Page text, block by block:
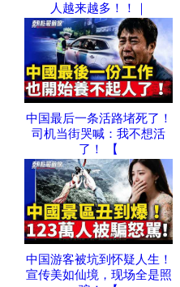
人越来越多！！｜
中国最后一条活路堵死了！
司机当街哭喊：我不想活
了！ 【
中国游客被坑到怀疑人生！
宣传美如仙境，现场全是照